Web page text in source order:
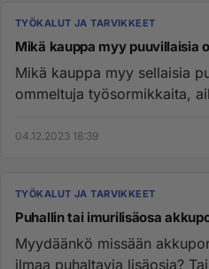
TYÖKALUT JA TARVIKKEET
Mikä kauppa myy puuvillaisia
Mikä kauppa myy sellaisia
ommeltuja työsormikkaita,
04.12.2023 18:39
TYÖKALUT JA TARVIKKEET
Puhallin tai imurilisäosa
Myydäänkö missään
ilmaa puhaltavia lisäosia?